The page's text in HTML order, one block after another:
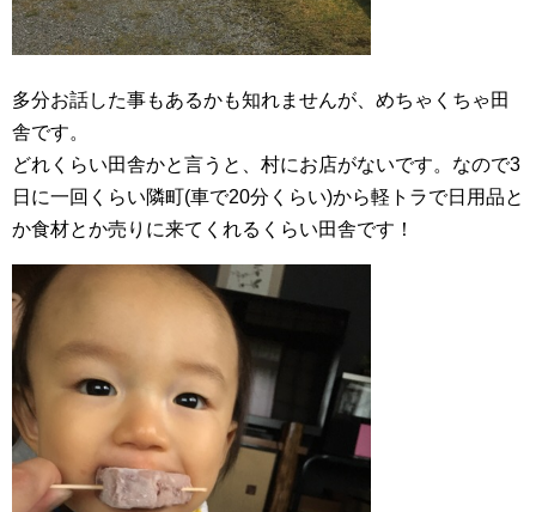
多分お話した事もあるかも知れませんが、めちゃくちゃ田
舎です。
どれくらい田舎かと言うと、村にお店がないです。なので3
日に一回くらい隣町(車で20分くらい)から軽トラで日用品と
か食材とか売りに来てくれるくらい田舎です！